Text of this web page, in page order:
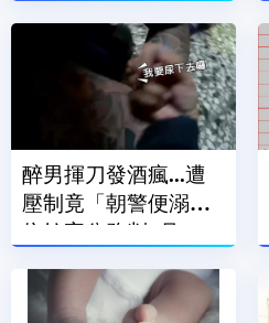
醉男揮刀發酒瘋...遭
壓制竟「朝警便溺」
依妨害公務判2月